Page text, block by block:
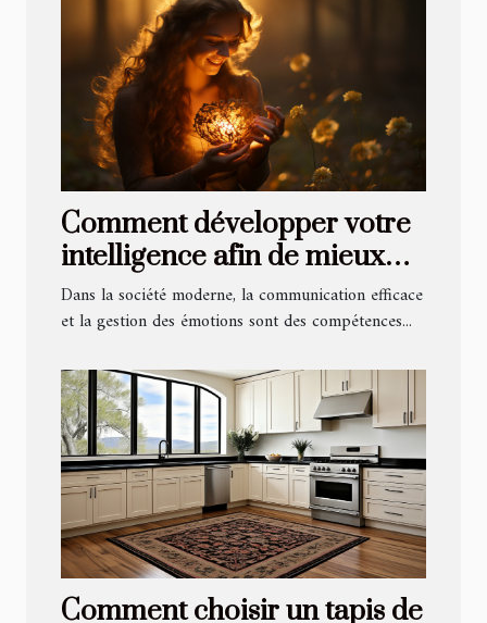
Comment développer votre
intelligence afin de mieux
partager vos émotions ?
Dans la société moderne, la communication efficace
et la gestion des émotions sont des compétences...
Comment choisir un tapis de